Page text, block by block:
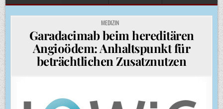
POSTED
IN
MEDIZIN
Garadacimab beim hereditären
Angioödem: Anhaltspunkt für
beträchtlichen Zusatznutzen